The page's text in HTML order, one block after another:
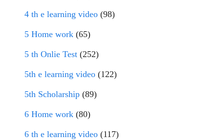
4 th e learning video (98)
5 Home work (65)
5 th Onlie Test (252)
5th e learning video (122)
5th Scholarship (89)
6 Home work (80)
6 th e learning video (117)